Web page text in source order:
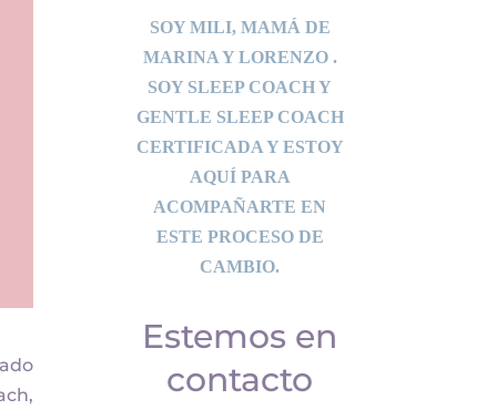
SOY MILI, MAMÁ DE
MARINA Y LORENZO .
SOY SLEEP COACH Y
GENTLE SLEEP COACH
CERTIFICADA Y ESTOY
AQUÍ PARA
ACOMPAÑARTE EN
ESTE PROCESO DE
CAMBIO.
Estemos en
contacto